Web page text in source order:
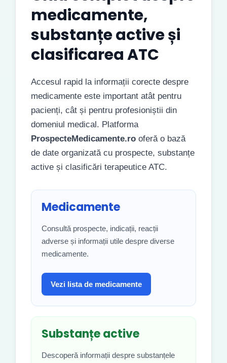
medicamente,
substanțe active și
clasificarea ATC
Accesul rapid la informații corecte despre
medicamente este important atât pentru
pacienți, cât și pentru profesioniștii din
domeniul medical. Platforma
ProspecteMedicamente.ro oferă o bază
de date organizată cu prospecte, substanțe
active și clasificări terapeutice ATC.
Medicamente
Consultă prospecte, indicații, reacții
adverse și informații utile despre diverse
medicamente.
Vezi lista de medicamente
Substanțe active
Descoperă informații despre substanțele